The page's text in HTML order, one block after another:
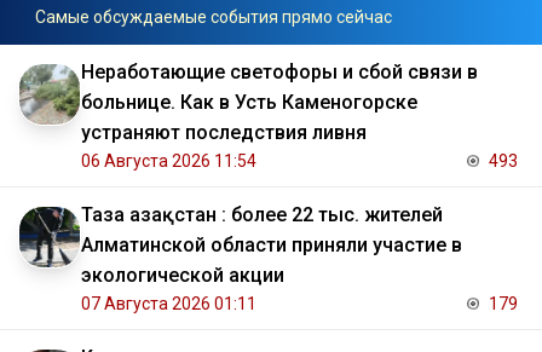
Самые обсуждаемые события прямо сейчас
Неработающие светофоры и сбой связи в
больнице. Как в Усть Каменогорске
устраняют последствия ливня
06 Августа 2026 11:54 493
Таза Қазақстан : более 22 тыс. жителей
Алматинской области приняли участие в
экологической акции
07 Августа 2026 01:11 179